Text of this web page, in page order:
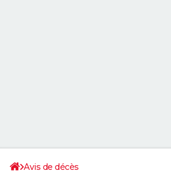
Avis de décès